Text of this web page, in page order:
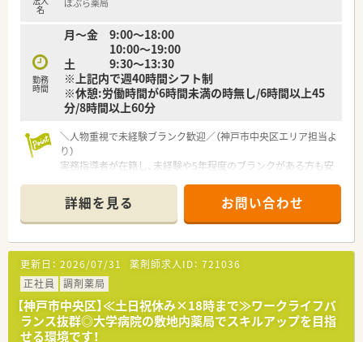
【勤務実態について】
する日は19時頃の退勤になる可能性もございます。
■祝日を含む完全週休2日制を採用しており、年間休日も約110
日から120日としっかりと体を休めることができます。
■基本的に会社都合による無理な店舗異動は発生せず、一つの店
舗で腰を据えて長く働き続けることが可能な勤務体系です。
名 ぽぷら薬局
勤務
時間
月～金 9:00～18:00
10:00～19:00
土 9:30～13:30
※上記内で週40時間シフト制
※休憩:労働時間が6時間未満の時無し/6時間以上45
分/8時間以上60分
＼人物重視で未経験ブランク歓迎／（神戸市中央区エリア担当よ
り）
実務指導者が在籍し、未経験や5年程度のブランクがある方も安
ちしている、サポート体制万全の職場です。
【店舗情報と応需状況について】
■三ノ宮駅から直結のビル内にあり、雨の日でも濡れずに徒歩1
分で通勤できる大変便利な立地の薬局です。
■内科や皮膚科や眼科を中心に、月間で80以上の医療機関から1
日あたり100から120枚の処方箋を応需しています。
■クリニックフロアに位置しているため落ち着いた雰囲気があ
り、待合室や調剤室もゆとりある広さを確保しています。
詳細を見る お問い合わせ
更新日： 2026/07/31 薬剤師求人ID： 721036
正社員
調剤薬局
【神戸市中央区】≪土日祝休み×18時まで≫ワークライフバ
ランス抜群◎大学病院の敷地内薬局でスキルアップを目指
せる環境です！